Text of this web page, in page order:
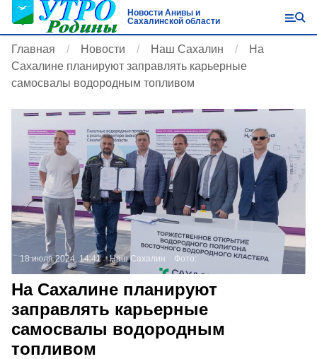
Новости Анивы и
Сахалинской области
Главная Новости Наш Сахалин
На
Сахалине планируют заправлять карьерные
самосвалы водородным топливом
18 июля 2024, 14:41 Наш Сахалин Фото:
На Сахалине планируют
заправлять карьерные
самосвалы водородным
топливом